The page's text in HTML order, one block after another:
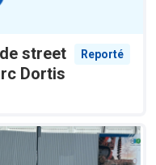
street
Dortis
Reporté